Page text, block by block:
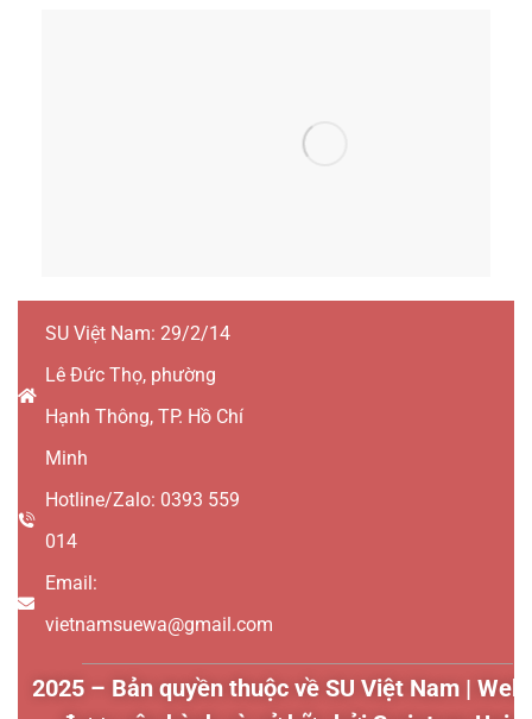
SU Việt Nam: 29/2/14
Lê Đức Thọ, phường
Hạnh Thông, TP. Hồ Chí
Minh
Hotline/Zalo: 0393 559
014
Email:
vietnamsuewa@gmail.com
2025 – Bản quyền thuộc về SU Việt Nam |